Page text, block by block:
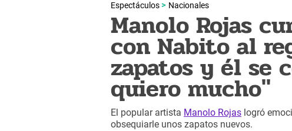
Espectáculos Nacionales
Manolo Rojas
con Nabito al
zapatos y él se
quiero mucho"
El popular artista Manolo Rojas logró
obsequiarle unos zapatos nuevos.